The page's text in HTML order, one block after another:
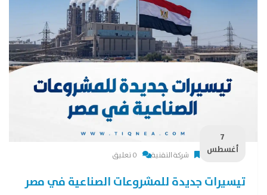
7
أغسطس
شركة التقنية 0 تعليق
تيسيرات جديدة للمشروعات الصناعية في مصر